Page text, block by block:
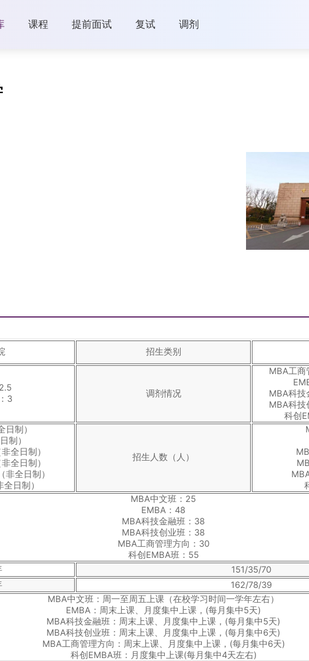
课程 提前面试 复试 调剂
招生类别
3
调剂情况
MBA工商
MBA科技
MBA科技
科创
日制）
制）
全日制）
全日制）
全日制）
日制）
招生人数（人）
MBA中文班：25
EMBA：48
MBA科技金融班：38
MBA科技创业班：38
MBA工商管理方向：30
科创EMBA班：55
151/35/70
162/78/39
MBA中文班：周一至周五上课（在校学习时间一学年左右）
EMBA：周末上课、月度集中上课，(每月集中5天)
MBA科技金融班：周末上课、月度集中上课，(每月集中5天)
MBA科技创业班：周末上课、月度集中上课，(每月集中6天)
MBA工商管理方向：周末上课、月度集中上课，(每月集中6天)
科创EMBA班：月度集中上课(每月集中4天左右)